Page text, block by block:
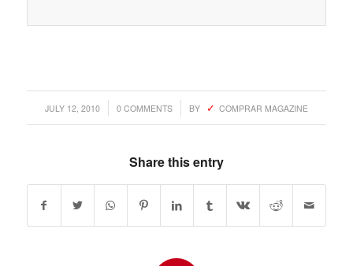
JULY 12, 2010
/ 0 COMMENTS
/ BY COMPRAR MAGAZINE
Share this entry